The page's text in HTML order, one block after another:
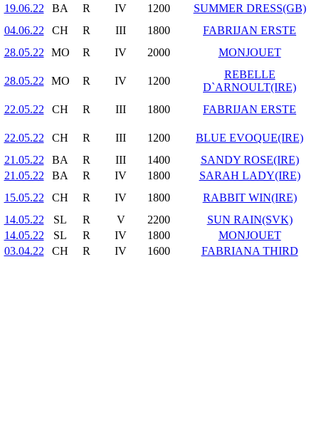
19.06.22
BA R IV 1200
SUMMER DRESS(GB)
04.06.22
CH R III 1800
FABRIJAN ERSTE
28.05.22
MO R IV 2000 MONJOUET
28.05.22 MO R IV 1200
REBELLE
D`ARNOULT(IRE)
22.05.22
CH R III 1800 FABRIJAN ERSTE
22.05.22 CH R III 1200
BLUE EVOQUE(IRE)
21.05.22
BA R III 1400
SANDY ROSE(IRE)
21.05.22
BA R IV 1800
SARAH LADY(IRE)
15.05.22
CH R IV 1800
RABBIT WIN(IRE)
14.05.22
SL R V 2200
SUN RAIN(SVK)
14.05.22
SL R IV 1800
MONJOUET
03.04.22
CH R IV 1600 FABRIANA THIRD